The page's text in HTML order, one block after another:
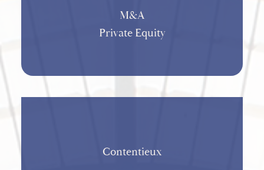
M&A
Private Equity
Contentieux